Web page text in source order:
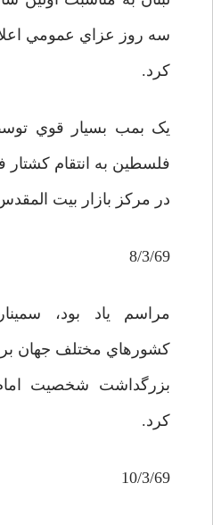
سه روز عزاي عمومي
کرد.
يک بمب بسيار قوي
فلسطين به انتقام کشتار
در مرکز بازار بيت
8/3/69
مراسم ياد بود،
کشورهاي مختلف جهان
بزرگداشت شخصيت امام
کرد.
10/3/69